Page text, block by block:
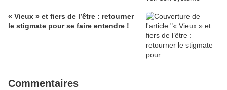
« Vieux » et fiers de l’être : retourner
le stigmate pour se faire entendre !
Commentaires